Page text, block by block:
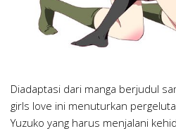
Diadaptasi dari manga berjudul
girls love ini menuturkan
Yuzuko yang harus menjalani